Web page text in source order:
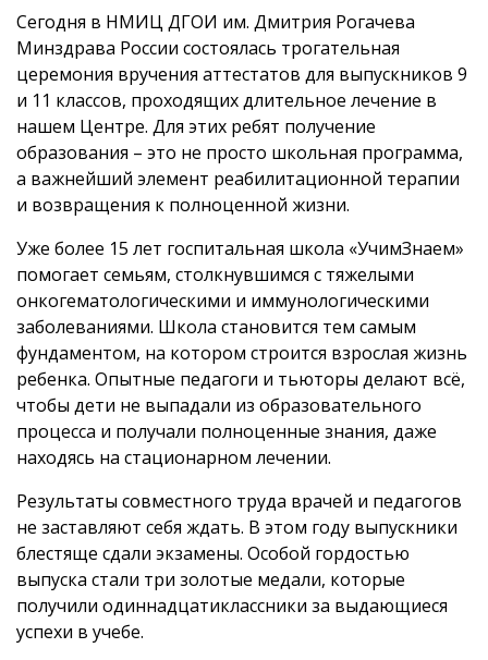
Сегодня в НМИЦ ДГОИ им. Дмитрия Рогачева
Минздрава России состоялась трогательная
церемония вручения аттестатов для выпускников 9
и 11 классов, проходящих длительное лечение в
нашем Центре. Для этих ребят получение
образования – это не просто школьная программа,
а важнейший элемент реабилитационной терапии
и возвращения к полноценной жизни.
Уже более 15 лет госпитальная школа «УчимЗнаем»
помогает семьям, столкнувшимся с тяжелыми
онкогематологическими и иммунологическими
заболеваниями. Школа становится тем самым
фундаментом, на котором строится взрослая жизнь
ребенка. Опытные педагоги и тьюторы делают всё,
чтобы дети не выпадали из образовательного
процесса и получали полноценные знания, даже
находясь на стационарном лечении.
Результаты совместного труда врачей и педагогов
не заставляют себя ждать. В этом году выпускники
блестяще сдали экзамены. Особой гордостью
выпуска стали три золотые медали, которые
получили одиннадцатиклассники за выдающиеся
успехи в учебе.